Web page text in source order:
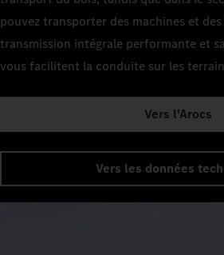
pouvez transporter des machines et
transmission intégrale performante et
vous facilitent la conduite sur les
Vers l'Arocs
Vers les données